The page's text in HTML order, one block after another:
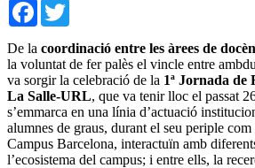
Facebook
De la coordinació entre les àrees de
la voluntat de fer palès el vincle entre
va sorgir la celebració de la 1ª Jornada de
La Salle-URL, que va tenir lloc el passat
s’emmarca en una línia d’actuació
alumnes de graus, durant el seu periple
Campus Barcelona, interactuïn amb
l’ecosistema del campus; i entre ells, la